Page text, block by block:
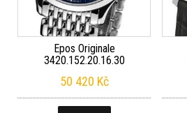
Epos Originale
3420.152.20.16.30
50 420 Kč